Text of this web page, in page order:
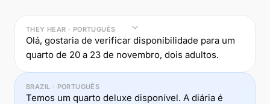
THEY HEAR · PORTUGUÊS
Olá, gostaria de verificar disponibilidade para um
quarto de 20 a 23 de novembro, dois adultos.
BRAZIL · PORTUGUÊS
Temos um quarto deluxe disponível. A diária é